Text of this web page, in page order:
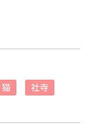
猫 社寺